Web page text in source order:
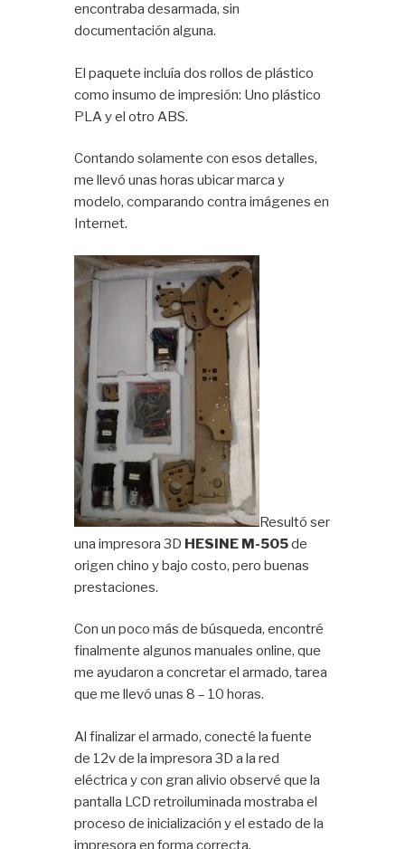
encontraba desarmada, sin
documentación alguna.
El paquete incluía dos rollos de plástico
como insumo de impresión: Uno plástico
PLA y el otro ABS.
Contando solamente con esos detalles,
me llevó unas horas ubicar marca y
modelo, comparando contra imágenes en
Internet.
Resultó ser
una impresora 3D HESINE M-505de
origen chino y bajo costo, pero buenas
prestaciones.
Con un poco más de búsqueda, encontré
finalmente algunos manuales online, que
me ayudaron a concretar el armado, tarea
que me llevó unas 8 – 10 horas.
Al finalizar el armado, conecté la fuente
de 12v de la impresora 3D a la red
eléctrica y con gran alivio observé que la
pantalla LCD retroiluminada mostraba el
proceso de inicialización y el estado de la
impresora en forma correcta.